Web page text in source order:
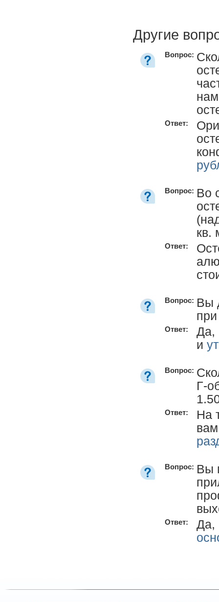
Другие
Вопрос:
Ответ:
Вопрос: Во
кв.
Ответ:
Вопрос: Вы
Ответ:
Да,
и
Вопрос:
Г-
Ответ:
На
Вопрос: Вы
Ответ:
Да,